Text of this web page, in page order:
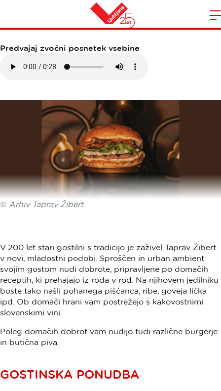
Domov
TAPRAV ŽIBERT
Predvajaj zvočni posnetek vsebine
© Arhiv Taprav Žibert
V 200 let stari gostilni s tradicijo je zaživel Taprav Žibert
v novi, mladostni podobi. Sproščen in urban ambient
svojim gostom nudi dobrote, pripravljene po domačih
receptih, ki prehajajo iz roda v rod. Na njihovem jedilniku
boste tako našli pohanega piščanca, ribe, goveja lička
ipd. Ob domači hrani vam postrežejo s kakovostnimi
slovenskimi vini.
Poleg domačih dobrot vam nudijo tudi različne burgerje
in butična piva.
GOSTINSKA PONUDBA